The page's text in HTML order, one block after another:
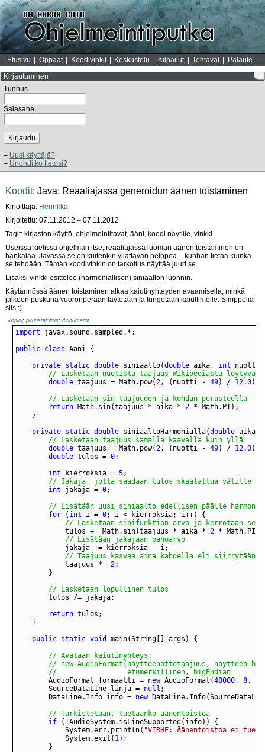
Etusivu Oppaat Koodivinkit Keskustelu Kilpailut Tehtävät Palaute
–
Kirjautuminen
Tunnus
Salasana
Kirjaudu
Uusi käyttäjä?
Unohditko tietosi?
Koodit: Java: Reaaliajassa generoidun äänen toistaminen
Kirjoittaja: Hennkka
Kirjoitettu: 07.11.2012 – 07.11.2012
Tagit: kirjaston käyttö, ohjelmointitavat, ääni, koodi näytille, vinkki
Useissa kielissä ohjelman itse, reaaliajassa luoman äänen toistaminen on
hankalaa. Javassa se on kuitenkin yllättävän helppoa – kunhan tietää kuinka
se tehdään. Tämän koodivinkin on tarkoitus näyttää juuri se.
Lisäksi vinkki esittelee (harmoniallisen) siniaallon luonnin.
Käytännössä äänen toistaminen alkaa kaiutinyhteyden avaamisella, minkä
jälkeen puskuria vuoronperään täytetään ja tungetaan kaiuttimelle. Simppeliä
siis :)
kopioi; pituusrajoitus; rivinumerot
import
public class
private static double siniaalto(double aika, int
// Lasketaan nuotista taajuus Wikipediasta
double taajuus = Math.pow(2, (nuotti - 49) / 12.0)
        // Lasketaan sin taajuuden ja kohdan perusteella
return Math.sin(taajuus * aika * 2
private static double siniaaltoHarmonialla(double aika,
        // Lasketaan taajuus samalla kaavalla kuin yllä
double taajuus = Math.pow(2, (nuotti - 49) / 12.0)
double tulos = 0
int kierroksia = 5;
// Jakaja, jotta saadaan tulos skaalattua välille
int jakaja = 0;
// Lisätään uusi siniaalto edellisen päälle
for ( int i = 0; i < kierroksia; i++) {
// Lasketaan sinifunktion arvo ja kerrotaan se
            tulos += Math.sin(taajuus * aika *
2 *
            // Lisätään jakajaan panoarvo
            jakaja += kierroksia - i;
// Taajuus kasvaa aina kahdella eli siirrytään
            taajuus *=
2
        }
        // Lasketaan lopullinen tulos
return
public static void
main(String[] args) {
        //                 etumerkillinen, bigEndian
        AudioFormat formaatti =
new AudioFormat(48000, 8,
        SourceDataLine linja =
null
        DataLine.Info info =
new
        // Tarkistetaan, tuetaanko äänentoistoa
if
            System.err.println(
"VIRHE: Äänentoistoa ei
            System.exit(
1
        }